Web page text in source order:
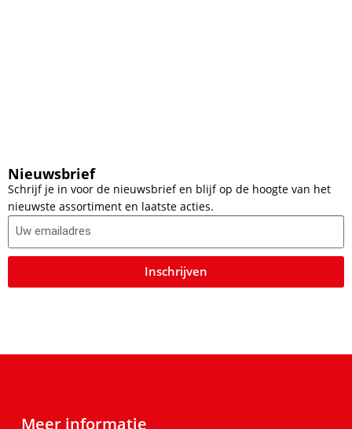
Nieuwsbrief
Schrijf je in voor de nieuwsbrief en blijf op de hoogte van het
nieuwste assortiment en laatste acties.
Inschrijven
Meer informatie